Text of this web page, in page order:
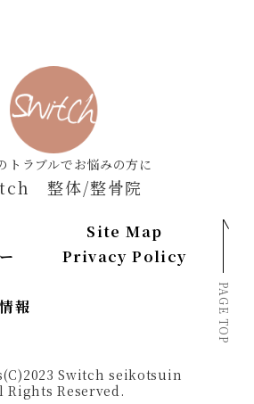
トラブルでお悩みの方に
整体/整骨院
報
Site Map
Privacy Policy
PAGE TOP
Switch seikotsuin
Rights Reserved.